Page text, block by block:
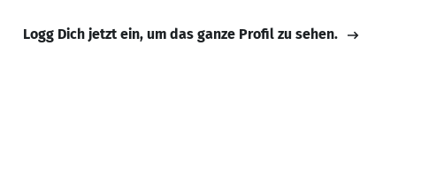
Logg Dich jetzt ein, um das ganze Profil zu sehen.